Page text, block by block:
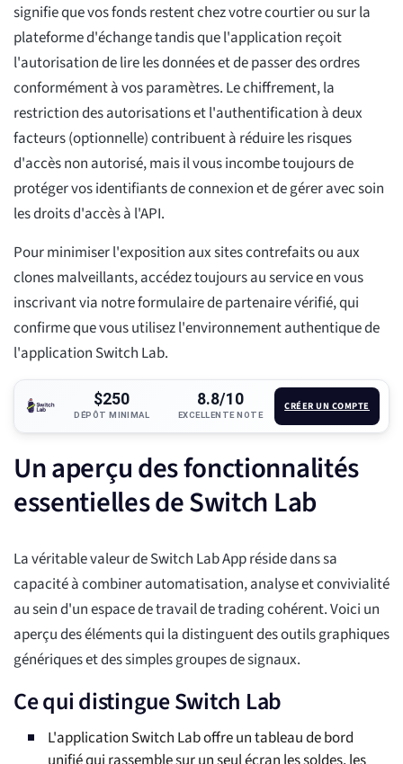
signifie que vos fonds restent chez votre courtier ou sur la
plateforme d'échange tandis que l'application reçoit
l'autorisation de lire les données et de passer des ordres
conformément à vos paramètres. Le chiffrement, la
restriction des autorisations et l'authentification à deux
facteurs (optionnelle) contribuent à réduire les risques
d'accès non autorisé, mais il vous incombe toujours de
protéger vos identifiants de connexion et de gérer avec soin
les droits d'accès à l'API.
Pour minimiser l'exposition aux sites contrefaits ou aux
clones malveillants, accédez toujours au service en vous
inscrivant via notre formulaire de partenaire vérifié, qui
confirme que vous utilisez l'environnement authentique de
l'application Switch Lab.
$250
DÉPÔT MINIMAL
8.8/10
EXCELLENTE NOTE
CRÉER UN COMPTE
Un aperçu des fonctionnalités
essentielles de Switch Lab
La véritable valeur de Switch Lab App réside dans sa
capacité à combiner automatisation, analyse et convivialité
au sein d'un espace de travail de trading cohérent. Voici un
aperçu des éléments qui la distinguent des outils graphiques
génériques et des simples groupes de signaux.
Ce qui distingue Switch Lab
L'application Switch Lab offre un tableau de bord